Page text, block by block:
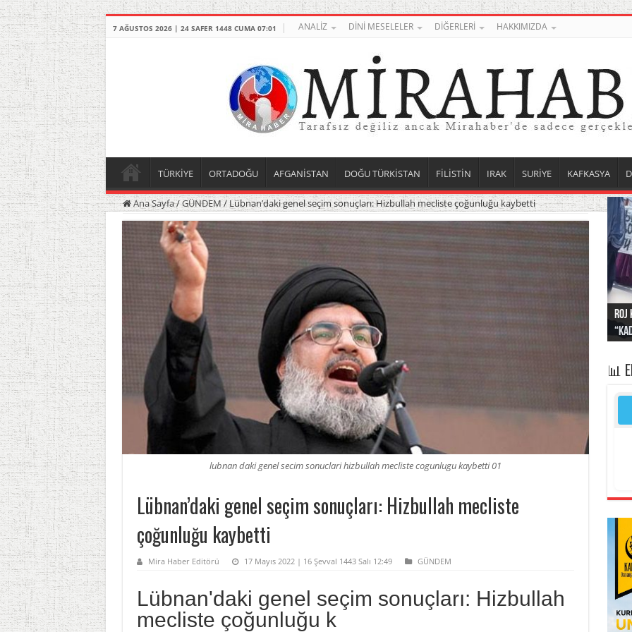
7 AĞUSTOS 2026 | 24 SAFER 1448 CUMA 07:01 ANALİZ DİNİ MESELELER DİĞERLERİ HAKKIMIZDA
TÜRKİYE ORTADOĞU AFGANİSTAN DOĞU TÜRKİSTAN FİLİSTİN IRAK SURİYE KAFKASYA
Ana Sayfa/GÜNDEM /Lübnan’daki genel seçim sonuçları: Hizbullah mecliste çoğunluğu kaybetti
lubnan daki genel secim sonuclari hizbullah mecliste cogunlugu kaybetti 01
Lübnan’daki genel seçim sonuçları: Hizbullah mecliste
çoğunluğu kaybetti
Mira Haber Editörü 17 Mayıs 2022 | 16 Şevval 1443 Salı 12:49 GÜNDEM
Lübnan'daki genel seçim sonuçları: Hizbullah
mecliste çoğunluğu k
Roj
📊